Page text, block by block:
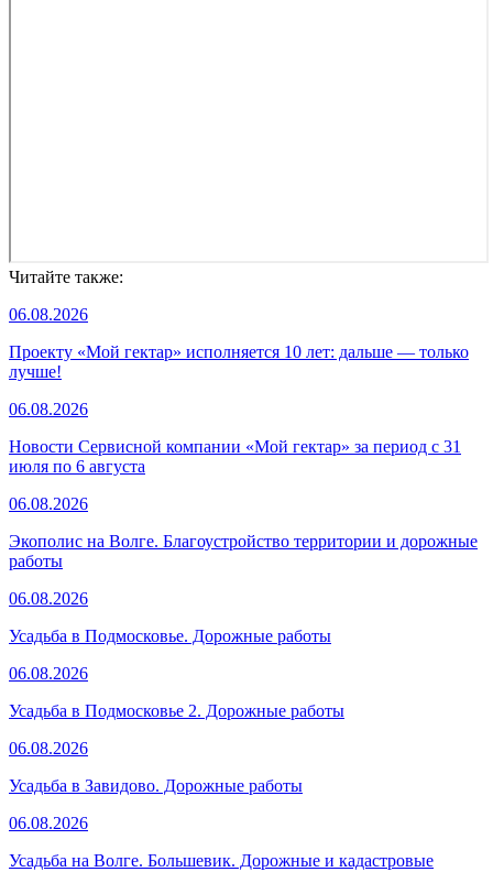
Читайте также:
06.08.2026
Проекту «Мой гектар» исполняется 10 лет: дальше — только
лучше!
06.08.2026
Новости Сервисной компании «Мой гектар» за период с 31
июля по 6 августа
06.08.2026
Экополис на Волге. Благоустройство территории и дорожные
работы
06.08.2026
Усадьба в Подмосковье. Дорожные работы
06.08.2026
Усадьба в Подмосковье 2. Дорожные работы
06.08.2026
Усадьба в Завидово. Дорожные работы
06.08.2026
Усадьба на Волге. Большевик. Дорожные и кадастровые